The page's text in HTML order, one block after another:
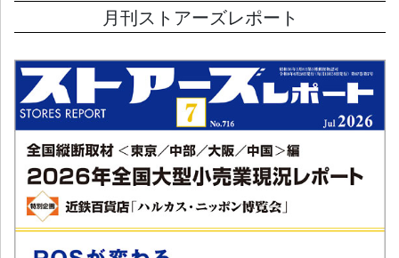
月刊ストアーズレポート